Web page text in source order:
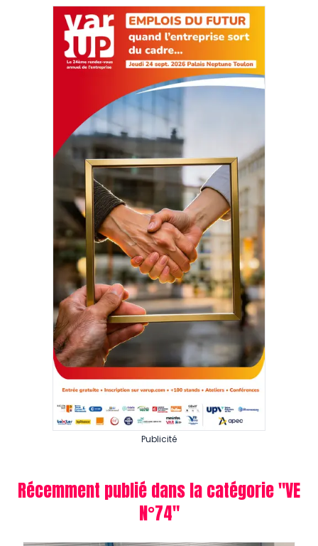
Publicité
Récemment publié dans la catégorie "VE
N°74"